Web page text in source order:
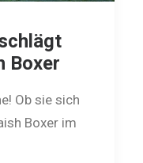
Boxer
Ob sie sich
Boxer im